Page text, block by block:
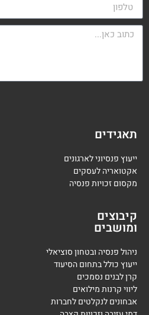
תאגידים
ייעוץ פנסיוני לארגונים
אקטואריה לעסקים
מקסום זכויות פנסיה
קיבוצים
ומושבים
ניהול פנסיה ובטחון סוציאלי
ייעוץ כולל בתחום הסיעוד
קרן לבנים נסמכים
ליווי קרנות מילואים
אבחונים לנקלטים לחברות